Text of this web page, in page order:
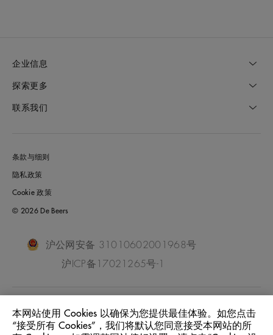
企业信息
探索更多
联系我们
条款与细则
隐私政策
Cookie 政策
© 2026 De Beers
沪公网安备 31010602001968号
沪ICP备17021265号-1
位置: China Mainland
本网站使用 Cookies 以确保为您提供最佳体验。如您点击
“接受所有 Cookies”，我们将默认您同意接受本网站的所